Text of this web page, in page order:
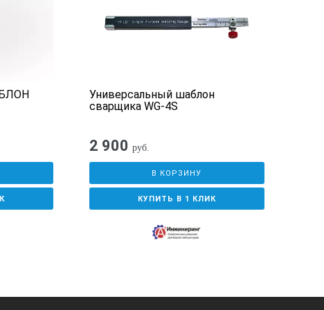
на кромку. Результат смотреть
Универсальный шаблон
сварщика WG-4S
2 900 руб.
В КОРЗИНУ
КУПИТЬ В 1 КЛИК